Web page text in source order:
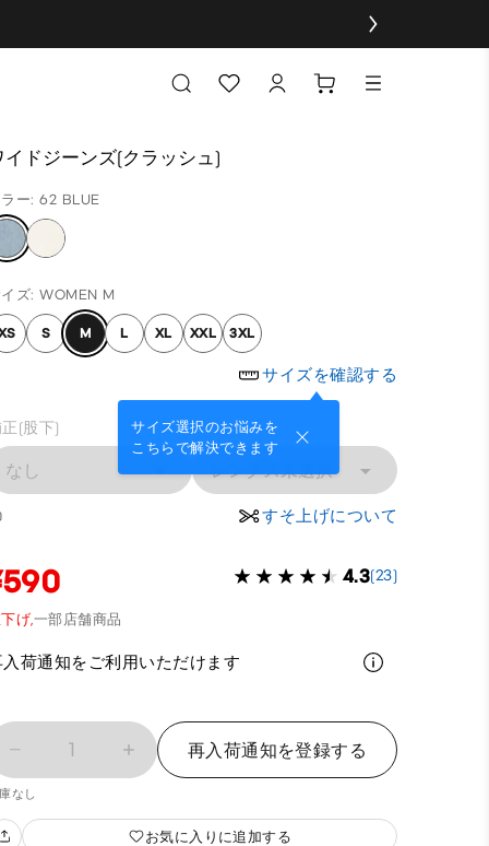
イドジーンズ(クラッシュ)
ラー: 62 BLUE
ズ: WOMEN M
S M L XL XXL 3XL
サイズを確認する
サイズ選択のお悩みを
こちらで解決できます
(股下)
なし レングス未選択
すそ上げについて
4.3(23)
げ,一部店舗商品
入荷通知をご利用いただけます
1 再入荷通知を登録する
なし
お気に入りに追加する